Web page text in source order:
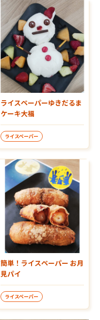
ライスペーパーゆきだるま
ケーキ大福
ライスペーパー
簡単！ライスペーパー お月
見パイ
ライスペーパー